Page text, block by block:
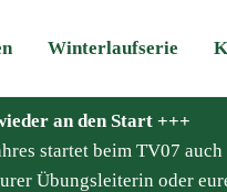
Winterlaufserie
an den Start +++
startet beim TV07
Übungsleiterin oder